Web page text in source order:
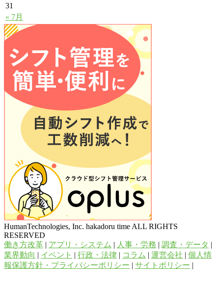
« 7月
31
HumanTechnologies, Inc. hakadoru time ALL RIGHTS
RESERVED
働き方改革 | アプリ・システム | 人事・労務 | 調査・データ |
業界動向 | イベント | 行政・法律 | コラム | 運営会社 | 個人情
報保護方針・プライバシーポリシー | サイトポリシー |